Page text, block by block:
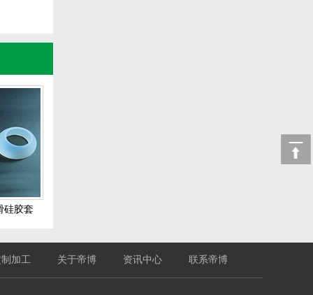
硅胶套
加工 关于帝博 资讯中心 联系帝博